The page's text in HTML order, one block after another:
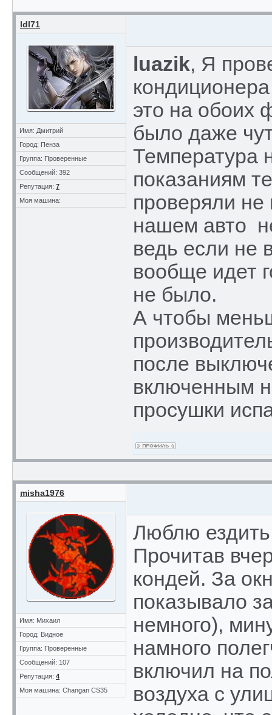
ldl71
Имя: Дмитрий
Город: Пенза
Группа: Проверенные
Сообщений: 392
Репутация: 7
Моя машина:
luazik, Я
это на обоих
было даже
Температура
показаниям
проверяли не
нашем авто
ведь если не
вообще идет
не было.
А чтобы
после
включенным
просушки
misha1976
Имя: Михаил
Город: Видное
Группа: Проверенные
Сообщений: 107
Репутация: 4
Моя машина: Changan CS35
Люблю
Прочитав
кондей. За
показывало
немного),
намного
включил на
воздуха с